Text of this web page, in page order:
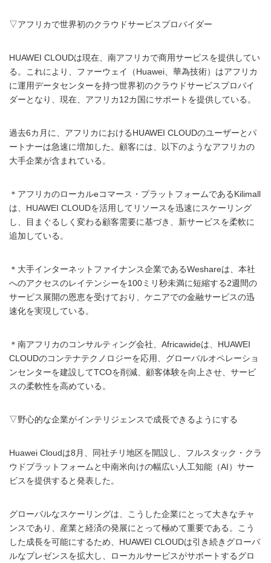
▽アフリカで世界初のクラウドサービスプロバイダー
HUAWEI CLOUDは現在、南アフリカで商用サービスを提供してい
る。これにより、ファーウェイ（Huawei、華為技術）はアフリカ
に運用データセンターを持つ世界初のクラウドサービスプロバイ
ダーとなり、現在、アフリカ12カ国にサポートを提供している。
過去6カ月に、アフリカにおけるHUAWEI CLOUDのユーザーとパ
ートナーは急速に増加した。顧客には、以下のようなアフリカの
大手企業が含まれている。
＊アフリカのローカルeコマース・プラットフォームであるKilimall
は、HUAWEI CLOUDを活用してリソースを迅速にスケーリング
し、目まぐるしく変わる顧客需要に基づき、新サービスを柔軟に
追加している。
＊大手インターネットファイナンス企業であるWeshareは、本社
へのアクセスのレイテンシーを100ミリ秒未満に短縮する2週間の
サービス展開の恩恵を受けており、ケニアでの金融サービスの迅
速化を実現している。
＊南アフリカのコンサルティング会社、Africawideは、HUAWEI
CLOUDのコンテナテクノロジーを応用、グローバルオペレーショ
ンセンターを建設してTCOを削減、顧客体験を向上させ、サービ
スの柔軟性を高めている。
▽野心的な企業がインテリジェンスで成長できるようにする
Huawei Cloudは8月、同社チリ地区を開設し、フルスタック・クラ
ウドプラットフォームと中南米向けの幅広い人工知能（AI）サー
ビスを提供すると発表した。
グローバルなスケーリングは、こうした企業にとって大きなチャ
ンスであり、産業と経済の発展にとって極めて重要である。こう
した成長を可能にするため、HUAWEI CLOUDは引き続きグローバ
ルなプレゼンスを拡大し、ローカルサービスがサポートするグロ